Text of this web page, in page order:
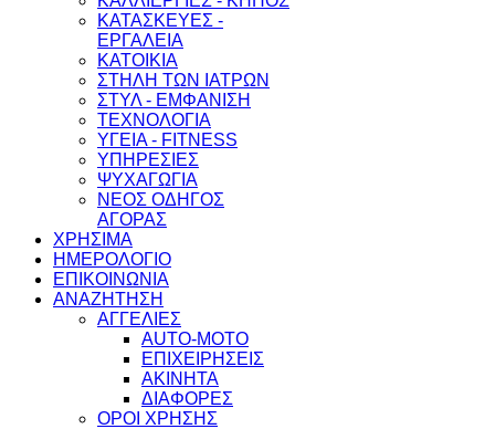
ΚΑΤΑΣΚΕΥΕΣ -
ΕΡΓΑΛΕΙΑ
ΚΑΤΟΙΚΙΑ
ΣΤΗΛΗ ΤΩΝ ΙΑΤΡΩΝ
ΣΤΥΛ - ΕΜΦΑΝΙΣΗ
ΤΕΧΝΟΛΟΓΙΑ
ΥΓΕΙΑ - FITNESS
ΥΠΗΡΕΣΙΕΣ
ΨΥΧΑΓΩΓΙΑ
ΝΕΟΣ ΟΔΗΓΟΣ
ΑΓΟΡΑΣ
ΧΡΗΣΙΜΑ
ΗΜΕΡΟΛΟΓΙΟ
ΕΠΙΚΟΙΝΩΝΙΑ
ΑΝΑΖΗΤΗΣΗ
ΑΓΓΕΛΙΕΣ
AUTO-MOTO
ΕΠΙΧΕΙΡΗΣΕΙΣ
ΑΚΙΝΗΤΑ
ΔΙΑΦΟΡΕΣ
ΟΡΟΙ ΧΡΗΣΗΣ